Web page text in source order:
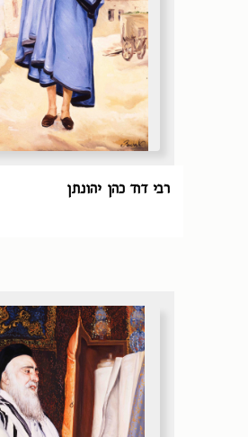
רבי דוד כהן יהונתן